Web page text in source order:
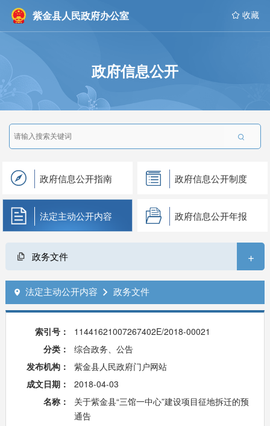
紫金县人民政府办公室  收藏
政府信息公开

政府信息公开指南 政府信息公开制度
法定主动公开内容 政府信息公开年报
政务文件 +
 法定主动公开内容  政务文件
索引号：
11441621007267402E/2018-00021
分类：
综合政务、公告
发布机构：
紫金县人民政府门户网站
成文日期：
2018-04-03
名称：
关于紫金县“三馆一中心”建设项目征地拆迁的预
通告